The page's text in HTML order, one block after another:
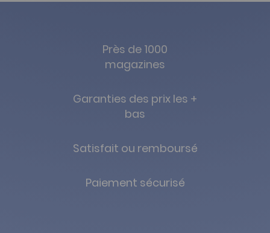
Près de 1000
magazines
Garanties des prix les +
bas
Satisfait ou remboursé
Paiement sécurisé